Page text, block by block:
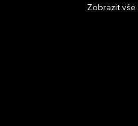
Zobrazit vše